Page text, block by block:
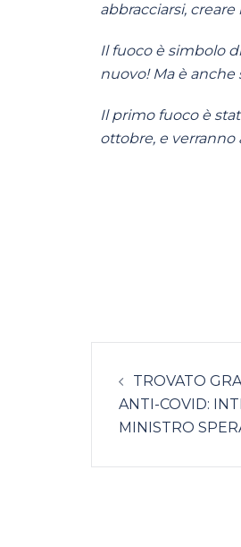
abbracciarsi,
Il fuoco è simbolo
nuovo! Ma è
Il primo fuoco è
ottobre, e verranno
TROVATO
ANTI-COVID:
MINISTRO